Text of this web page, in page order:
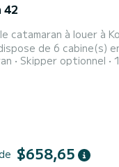
42
catamaran à louer à
de 6 cabine(s)
votre meilleur allié
Skipper optionnel
$658,65